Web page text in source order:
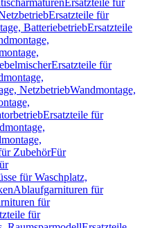
Ersatzteile für
Ersatzteile für
BatteriebetriebErsatzteile
Ersatzteile für
NetzbetriebWandmontage,
Ersatzteile für
ZubehörFür
für Waschplatz,
Ablaufgarnituren für
für
für